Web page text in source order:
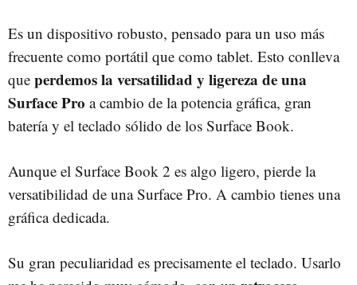
Es un dispositivo robusto, pensado para un uso más
frecuente como portátil que como tablet. Esto conlleva
que perdemos la versatilidad y ligereza de una
Surface Pro a cambio de la potencia gráfica, gran
batería y el teclado sólido de los Surface Book.
Aunque el Surface Book 2 es algo ligero, pierde la
versatibilidad de una Surface Pro. A cambio tienes una
gráfica dedicada.
Su gran peculiaridad es precisamente el teclado. Usarlo